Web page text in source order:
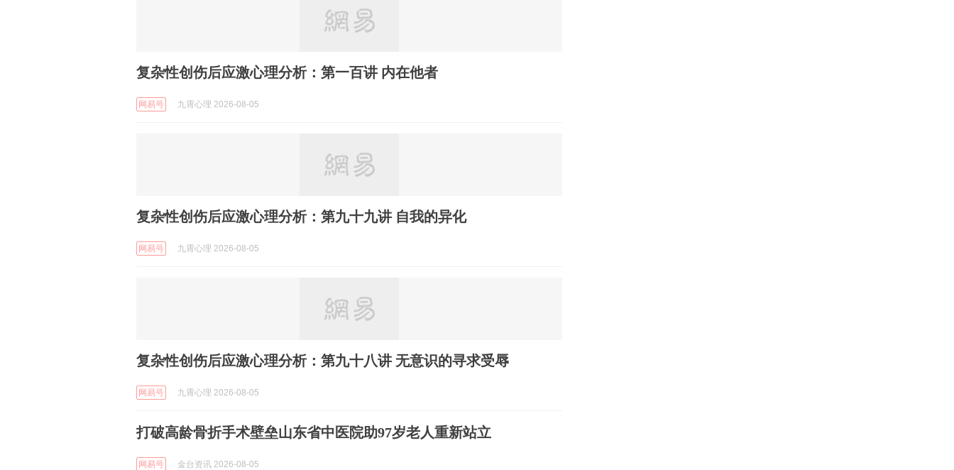
复杂性创伤后应激心理分析：第一百讲 内在他者
网易号 九霄心理 2026-08-05
复杂性创伤后应激心理分析：第九十九讲 自我的异化
网易号 九霄心理 2026-08-05
复杂性创伤后应激心理分析：第九十八讲 无意识的寻求受辱
网易号 九霄心理 2026-08-05
打破高龄骨折手术壁垒山东省中医院助97岁老人重新站立
网易号 金台资讯 2026-08-05